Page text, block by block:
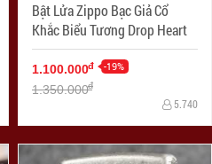
Bật Lửa Zippo Bạc Giả Cổ
Khắc Biểu Tương Drop Heart
1.100.000đ -19%
1.350.000đ
5.740